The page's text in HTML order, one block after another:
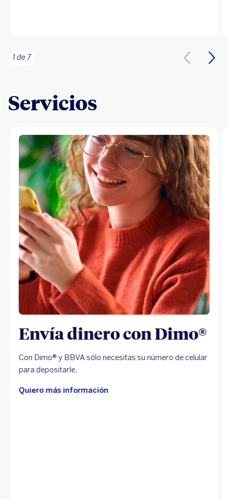
1 de 7
Servicios
Envía dinero con Dimo®
Con Dimo® y BBVA sólo necesitas su número de celular
para depositarle.
Quiero más información